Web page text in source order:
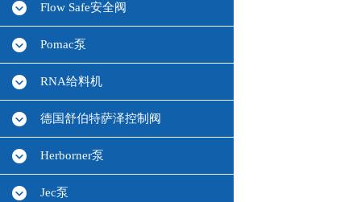
Flow Safe安全阀
Pomac泵
RNA给料机
德国舒伯特萨泽控制阀
Herborner泵
Jec泵